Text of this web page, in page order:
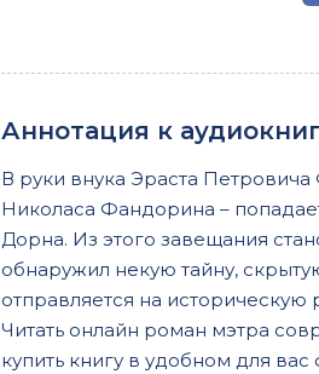
0013
0014
0016
0017
0018
Аннотация к
В руки внука Эраста
Николаса Фандорина –
Дорна. Из этого завещания
обнаружил некую тайну,
отправляется на
Читать онлайн роман мэтра
купить книгу в удобном для